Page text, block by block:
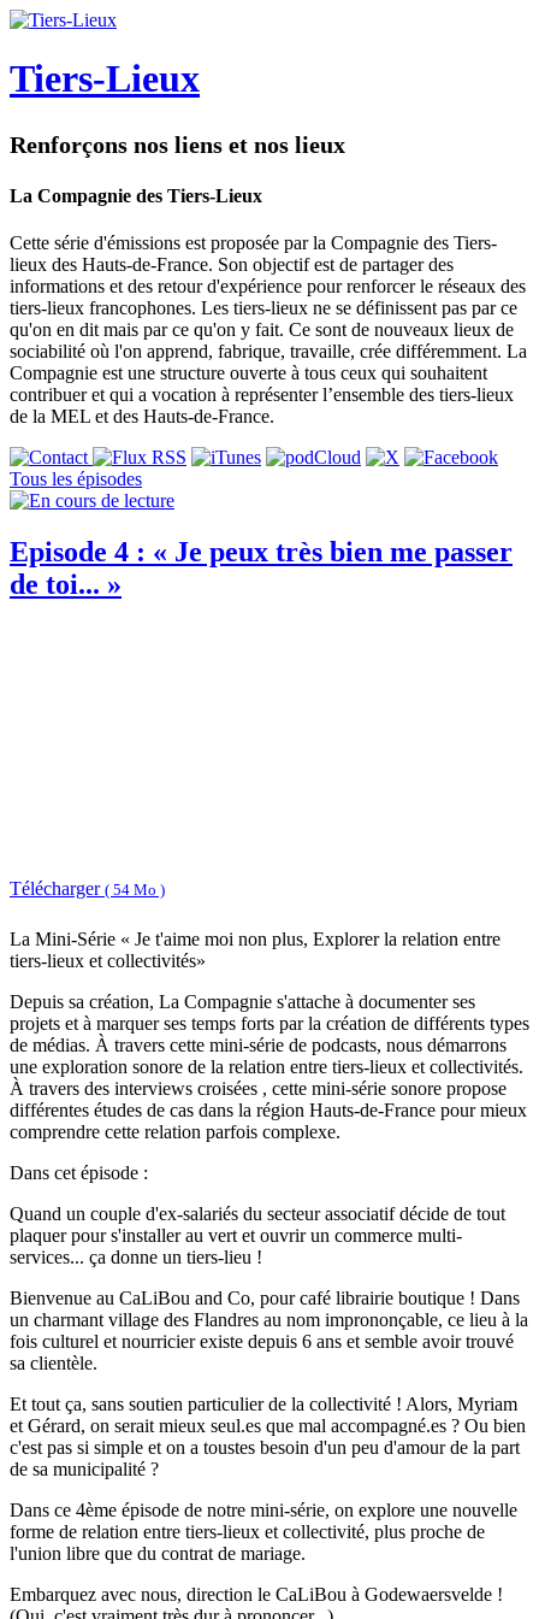
Tiers-Lieux
Renforçons nos liens et nos lieux
La Compagnie des Tiers-Lieux
Cette série d'émissions est proposée par la Compagnie des Tiers-
lieux des Hauts-de-France. Son objectif est de partager des
informations et des retour d'expérience pour renforcer le réseaux des
tiers-lieux francophones. Les tiers-lieux ne se définissent pas par ce
qu'on en dit mais par ce qu'on y fait. Ce sont de nouveaux lieux de
sociabilité où l'on apprend, fabrique, travaille, crée différemment. La
Compagnie est une structure ouverte à tous ceux qui souhaitent
contribuer et qui a vocation à représenter l’ensemble des tiers-lieux
de la MEL et des Hauts-de-France.
Tous les épisodes
Episode 4 : « Je peux très bien me passer
de toi... »
Télécharger ( 54 Mo )
La Mini-Série « Je t'aime moi non plus, Explorer la relation entre
tiers-lieux et collectivités»
Depuis sa création, La Compagnie s'attache à documenter ses
projets et à marquer ses temps forts par la création de différents types
de médias. À travers cette mini-série de podcasts, nous démarrons
une exploration sonore de la relation entre tiers-lieux et collectivités.
À travers des interviews croisées , cette mini-série sonore propose
différentes études de cas dans la région Hauts-de-France pour mieux
comprendre cette relation parfois complexe.
Dans cet épisode :
Quand un couple d'ex-salariés du secteur associatif décide de tout
plaquer pour s'installer au vert et ouvrir un commerce multi-
services... ça donne un tiers-lieu !
Bienvenue au CaLiBou and Co, pour café librairie boutique ! Dans
un charmant village des Flandres au nom imprononçable, ce lieu à la
fois culturel et nourricier existe depuis 6 ans et semble avoir trouvé
sa clientèle.
Et tout ça, sans soutien particulier de la collectivité ! Alors, Myriam
et Gérard, on serait mieux seul.es que mal accompagné.es ? Ou bien
c'est pas si simple et on a toustes besoin d'un peu d'amour de la part
de sa municipalité ?
Dans ce 4ème épisode de notre mini-série, on explore une nouvelle
forme de relation entre tiers-lieux et collectivité, plus proche de
l'union libre que du contrat de mariage.
Embarquez avec nous, direction le CaLiBou à Godewaersvelde !